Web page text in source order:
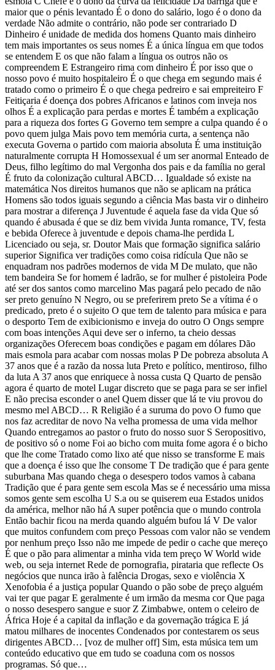
maior que o pénis levantado É o dono do salário, logo é o dono da
verdade Não admite o contrário, não pode ser contrariado D
Dinheiro é unidade de medida dos homens Quanto mais dinheiro
tem mais importantes os seus nomes É a única língua em que todos
se entendem E os que não falam a língua os outros não os
compreendem E Estrangeiro rima com dinheiro É por isso que o
nosso povo é muito hospitaleiro É o que chega em segundo mais é
tratado como o primeiro É o que chega pedreiro e sai empreiteiro F
Feitiçaria é doença dos pobres Africanos e latinos com inveja nos
olhos É a explicação para perdas e mortes É também a explicação
para a riqueza dos fortes G Governo tem sempre a culpa quando é o
povo quem julga Mais povo tem memória curta, a sentença não
executa Governa o partido com maioria absoluta É uma instituição
naturalmente corrupta H Homossexual é um ser anormal Enteado de
Deus, filho legítimo do mal Vergonha dos pais e da família no geral
É fruto da colonização cultural ABCD… Igualdade só existe na
matemática Nos direitos humanos que não se aplicam na prática
Homens são todos iguais segundo a ciência Mas basta vir o dinheiro
para mostrar a diferença J Juventude é aquela fase da vida Que só
quando é abusada é que se diz bem vivida Junta romance, TV, festa
e bebida Oferece à juventude e depois chama-lhe perdida L
Licenciado ou seja, sr. Doutor Mais que formação significa salário
superior Significa ver tradições como coisa ridícula Que não se
enquadram nos padrões modernos de vida M De mulato, que não
tem bandeira Se for homem é ladrão, se for mulher é pistoleira Pode
até ser dos santos como marcelino Mas pagará pelo pecado de não
ser preto genuíno N Negro, ou se preferirem preto Se a vítima é o
predicado, preto é o sujeito O que tem de talento para música e para
o desporto Tem de exibicionismo e inveja do outro O Ongs sempre
com boas intenções Aqui deve ser o inferno, ta cheio dessas
organizações Oferecem boas condições e pagam em dólares Dão
mais esmola para acabar com nossas molas P De pobreza absoluta A
37 anos que é a razão da nossa luta Preto e político, mentiroso, filho
da luta A 37 anos que enriquece à nossa custa Q Quarto de pensão
agora é quarto de motel Lugar discreto que se paga para se ser infiel
E não precisa esconder o anel Quem disser que lá te viu provou do
mesmo mel ABCD… R Religião é a suruma do povo O fumo que
nos faz acreditar de novo Na velha promessa de uma vida melhor
Quando entregamos ao pastor o fruto do nosso suor S Seropositivo,
de positivo só o nome Foi ao bicho com muita fome agora é o bicho
que lhe come Tratado como lixo até que nisso se transforme E mais
que a doença é isso que lhe consome T De tradição que é para gente
suburbana Mas quando chega o desespero todos vamos à cabana
Tradição que é para gente sem escola Mas se é necessário uma missa
somos gente sem escolha U S.a ou se quiserem eua Estados unidos
da américa, melhor não há A super potência que o mundo controla
Então bachir ficou na merda quando alguém bufou lá V De valor
que muitos confundem com preço Pessoas com valor não se vendem
por nenhum preço Isso não me impede de pedir o cache que mereço
É que o pão para alimentar a minha vida tem preço W World wide
web, ou seja internet Rede de pornografia, pirataria que reflecte Os
negócios que nunca irão à falência Drogas, sexo e violência X
Xenofobia é a justiça popular Quando o pão sobe de preço alguém
vai ter que pagar E geralmente é um irmão da mesma cor Que paga
o nosso desespero sangue e suor Z Zimbabwe, ontem o celeiro de
África Hoje é a capital da inflação e da governação trágica E já
matou milhares de inocentes Condenados por contestarem os seus
dirigentes ABCD… [voz de mulher off] Sim, esta música tem um
conteúdo educativo que em tudo se coaduna com os nossos
programas. Só que…